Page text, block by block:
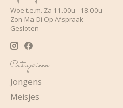
Woe t.e.m. Za 11.00u - 18.00u
Zon-Ma-Di Op Afspraak
Gesloten
Categorieën
Jongens
Meisjes